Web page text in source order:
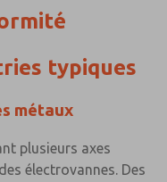
typiques
métaux
plusieurs axes
électrovannes. Des